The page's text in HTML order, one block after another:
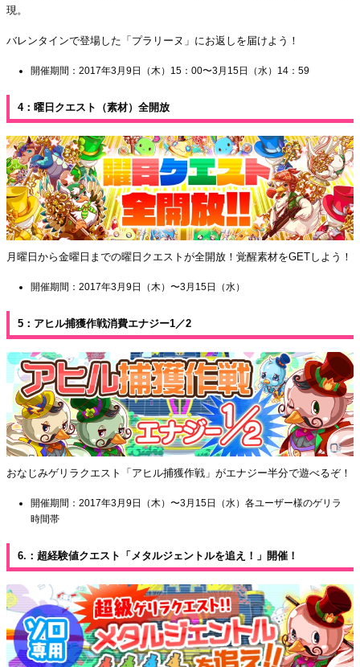
現。
バレンタインで登場した「プラリーヌ」にお返しを届けよう！
開催期間：2017年3月9日（木）15：00〜3月15日（水）14：59
4：曜日クエスト（素材）全開放
月曜日から金曜日までの曜日クエストが全開放！覚醒素材をGETしよう！
開催期間：2017年3月9日（木）〜3月15日（水）
5：アヒル捕獲作戦消費エナジー1／2
おなじみゲリラクエスト「アヒル捕獲作戦」がエナジー半分で遊べるぞ！
開催期間：2017年3月9日（木）〜3月15日（水）各ユーザー様のゲリラ
時間帯
6.：超経験値クエスト「メタルジェントルを追え！」開催！